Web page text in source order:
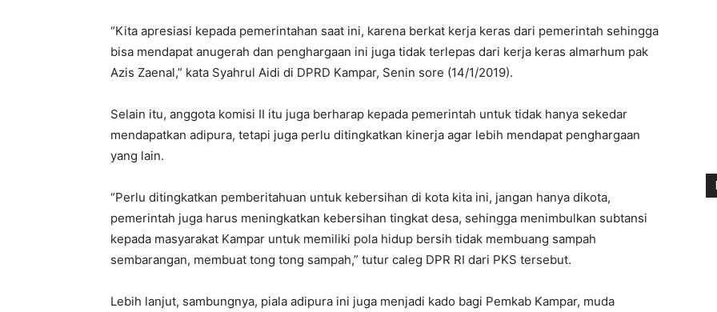
“Kita apresiasi kepada pemerintahan saat ini, karena berkat kerja keras dari pemerintah sehingga
bisa mendapat anugerah dan penghargaan ini juga tidak terlepas dari kerja keras almarhum pak
Azis Zaenal,” kata Syahrul Aidi di DPRD Kampar, Senin sore (14/1/2019).
Selain itu, anggota komisi II itu juga berharap kepada pemerintah untuk tidak hanya sekedar
mendapatkan adipura, tetapi juga perlu ditingkatkan kinerja agar lebih mendapat penghargaan
yang lain.
“Perlu ditingkatkan pemberitahuan untuk kebersihan di kota kita ini, jangan hanya dikota,
pemerintah juga harus meningkatkan kebersihan tingkat desa, sehingga menimbulkan subtansi
kepada masyarakat Kampar untuk memiliki pola hidup bersih tidak membuang sampah
sembarangan, membuat tong tong sampah,” tutur caleg DPR RI dari PKS tersebut.
Lebih lanjut, sambungnya, piala adipura ini juga menjadi kado bagi Pemkab Kampar, muda